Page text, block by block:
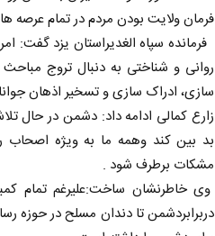
فرمان ولایت بودن مردم در تمام عرصه
فرمانده سپاه الغدیراستان یزد
روانی و شناختی به دنبال تروج
سازی، ادراک سازی و تسخیر اذهان
زارع کمالی ادامه داد: دشمن در حال
بد بین کند وهمه ما به ویژه اصحاب
مشکات برطرف شود .
وی خاطرنشان ساخت:علیرغم تمام
دربرابردشمن تا دندان مسلح در حوزه